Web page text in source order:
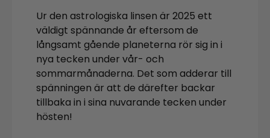
Ur den astrologiska linsen är 2025 ett
väldigt spännande år eftersom de
långsamt gående planeterna rör sig in i
nya tecken under vår- och
sommarmånaderna. Det som adderar till
spänningen är att de därefter backar
tillbaka in i sina nuvarande tecken under
hösten!